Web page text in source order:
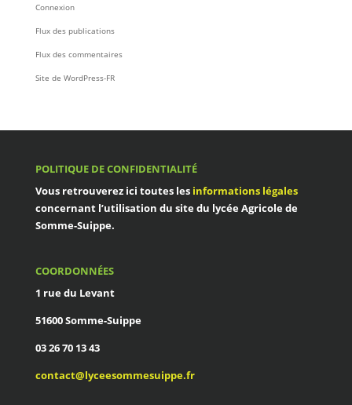
Connexion
Flux des publications
Flux des commentaires
Site de WordPress-FR
POLITIQUE DE CONFIDENTIALITÉ
Vous retrouverez ici toutes les informations légales
concernant l’utilisation du site du lycée Agricole de
Somme-Suippe.
COORDONNÉES
1 rue du Levant
51600 Somme-Suippe
03 26 70 13 43
contact@lyceesommesuippe.fr